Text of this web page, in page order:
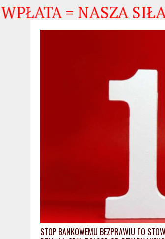
= NASZA SIŁA
STOP BANKOWEMU BEZPRAWIU TO